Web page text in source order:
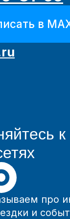
про интересные
события